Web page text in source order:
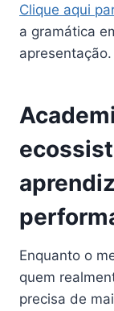
Clique aqui
a gramática
apresentação.
Enquanto o
quem
precisa de